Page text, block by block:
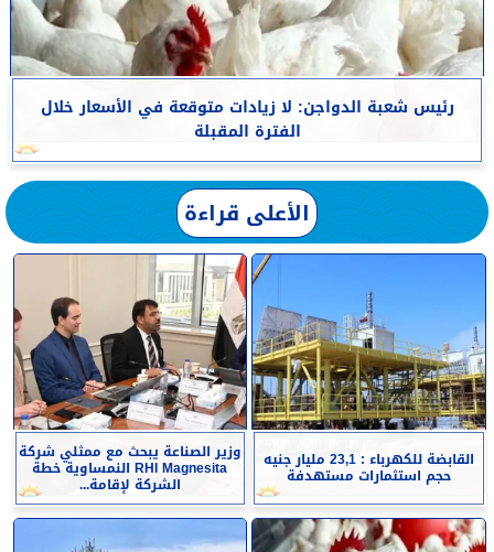
رئيس شعبة الدواجن: لا زيادات متوقعة في الأسعار خلال
الفترة المقبلة
الأعلى قراءة
القابضة للكهرباء : 23,1 مليار جنيه
حجم استثمارات مستهدفة
وزير الصناعة يبحث مع ممثلي شركة
RHI Magnesita النمساوية خطة
الشركة لإقامة...